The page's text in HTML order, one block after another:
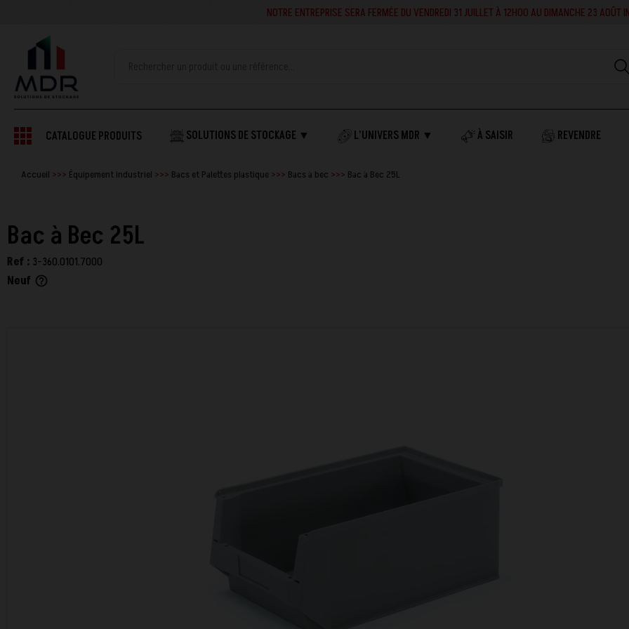
NOTRE ENTREPRISE SERA FERMÉE DU VENDREDI 31 JUILLET À 12H00 AU DIMANCHE 23 AOÛT INCLUS.
CATALOGUE PRODUITS SOLUTIONS DE STOCKAGE ▼ L'UNIVERS MDR ▼ À SAISIR REVENDRE
Accueil Équipement industriel Bacs et Palettes plastique Bacs à bec Bac à Bec 25L
Bac à Bec 25L
Ref : 3-360.0101.7000
Neuf help_outline